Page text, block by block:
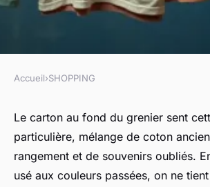
T-shirts vintage :
choisir pour un look
Alexandre-Pierre•22/05/2026 11:28• 10
Accueil›SHOPPING
Le carton au fond du grenier sent
particulière, mélange de coton
rangement et de souvenirs oubliés.
usé aux couleurs passées, on ne